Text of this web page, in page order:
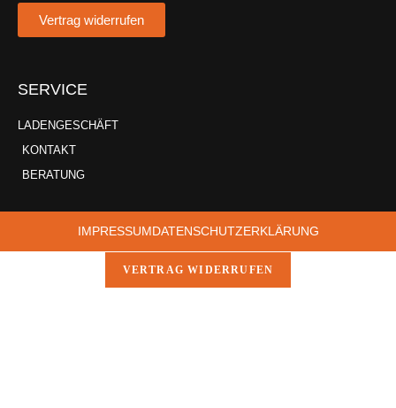
Vertrag widerrufen
SERVICE
LADENGESCHÄFT
KONTAKT
BERATUNG
IMPRESSUMDATENSCHUTZERKLÄRUNG
VERTRAG WIDERRUFEN